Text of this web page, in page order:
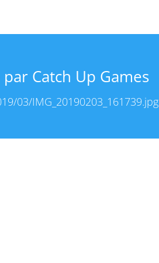
Catch Up Games
03/IMG_20190203_161739.jpg